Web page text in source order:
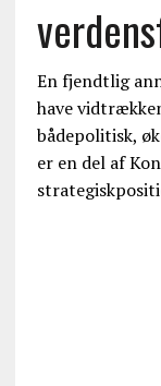
En fjendtlig
have
bådepolitisk,
er en del af